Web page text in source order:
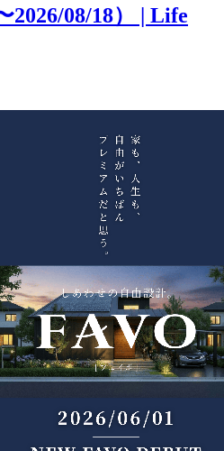
2026/08/18） | Life